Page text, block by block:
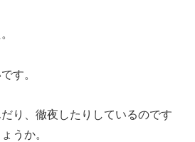
す。
り、徹夜したりしているのです
うか。